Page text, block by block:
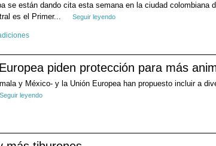
se están dando cita esta semana en la ciudad colombiana
es el Primer...
Seguir leyendo
piden protección para más
y México- y la Unión Europea han propuesto incluir a
Seguir leyendo